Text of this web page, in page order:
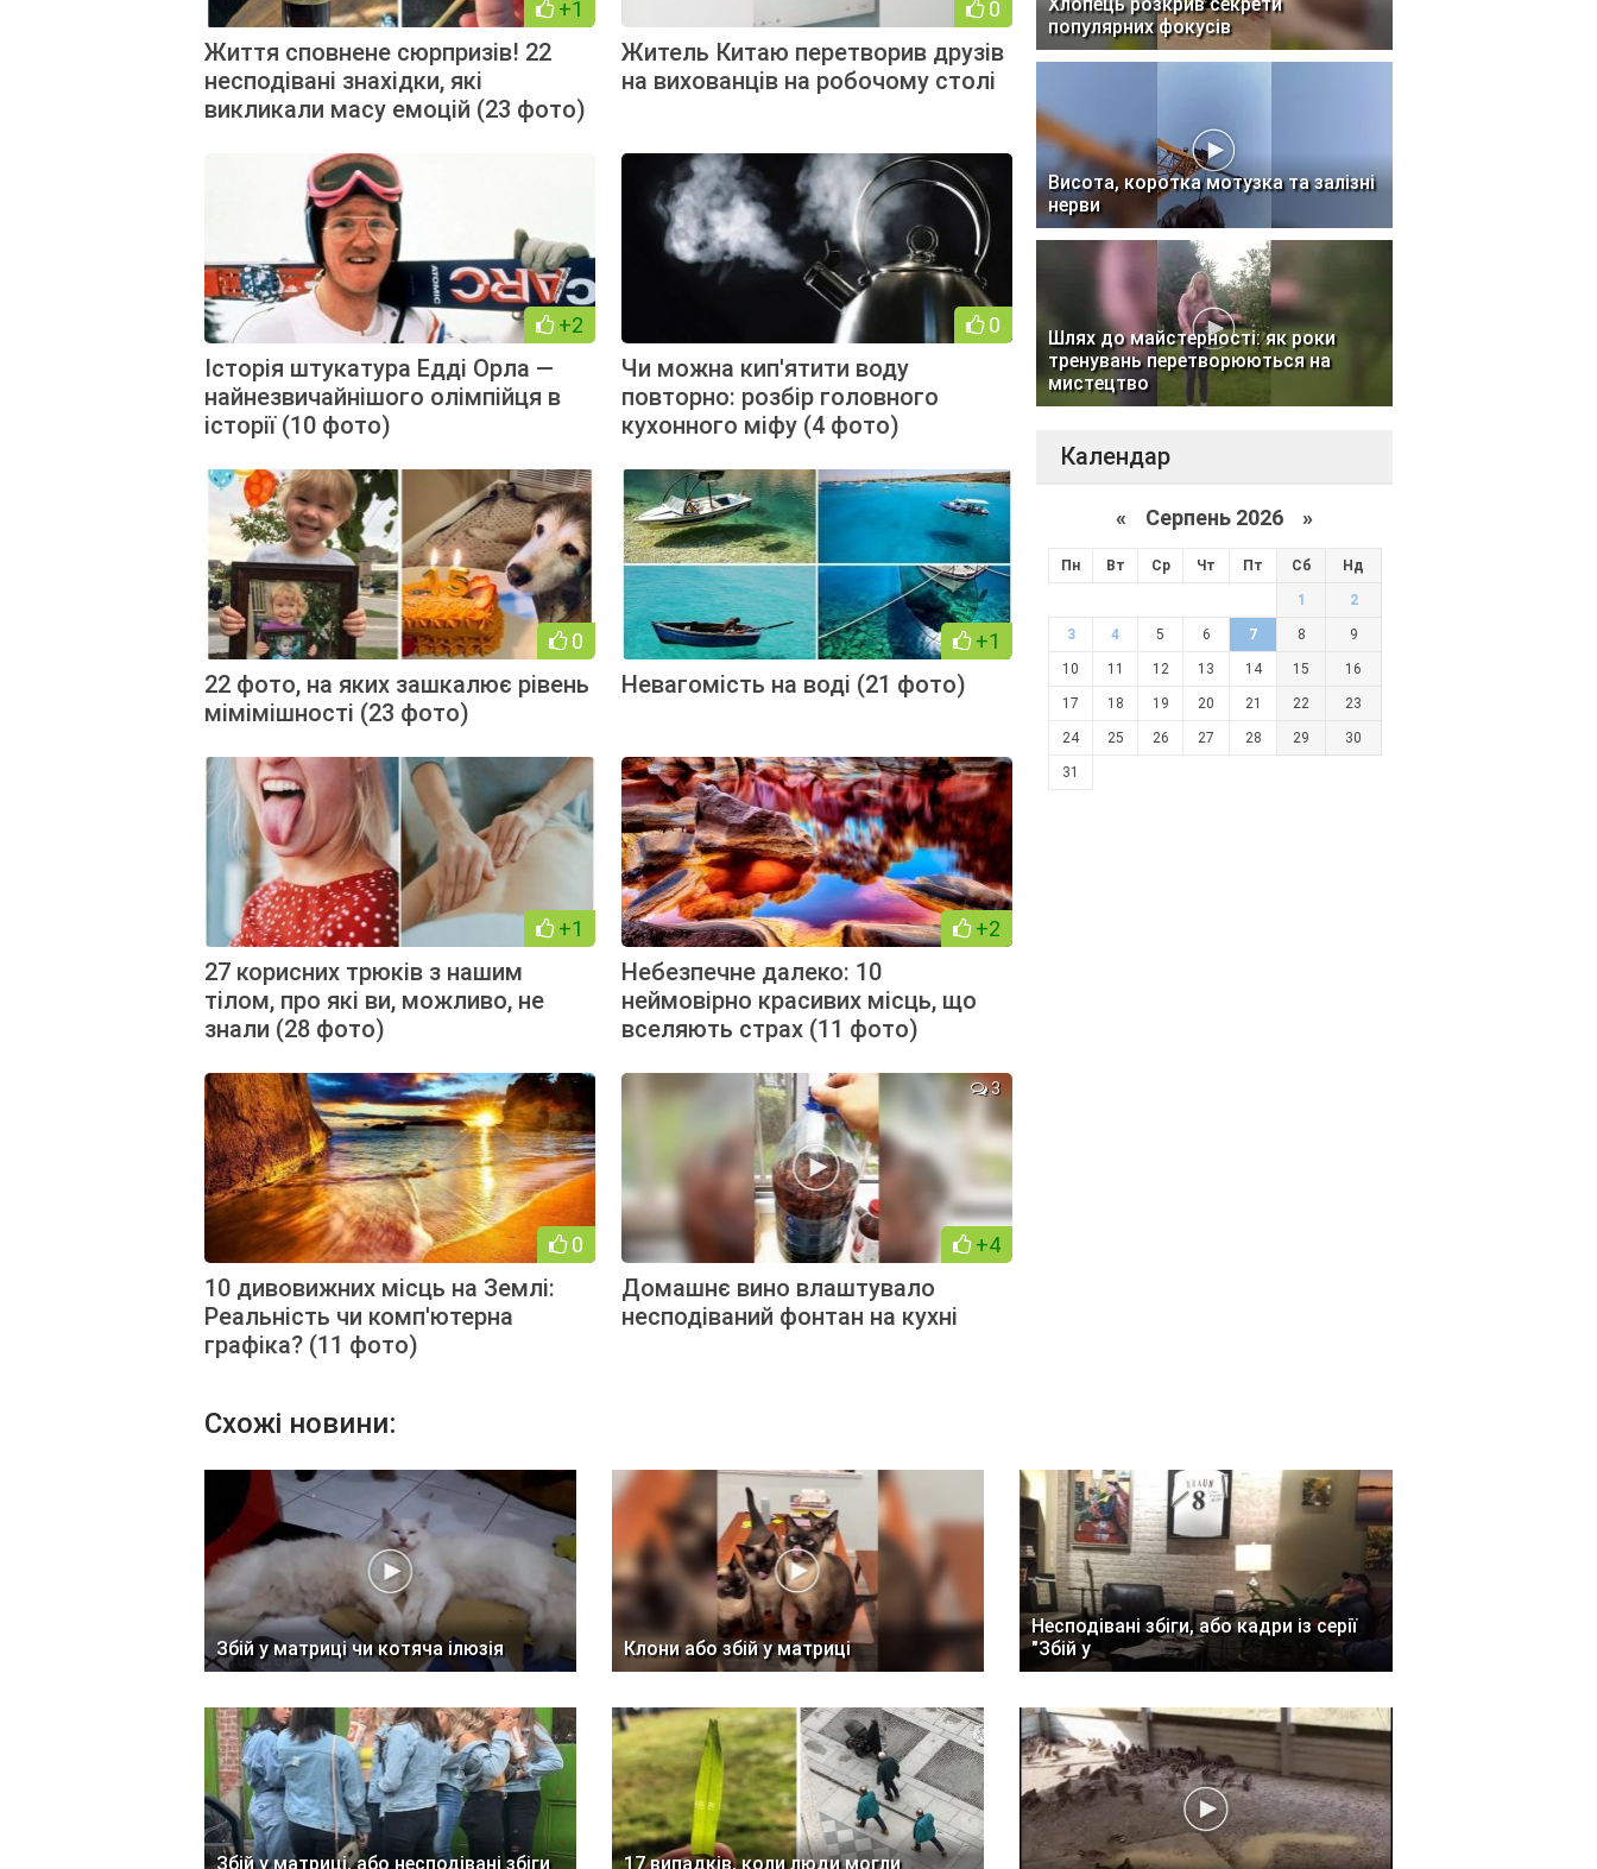
+1
Життя сповнене сюрпризів! 22
несподівані знахідки, які
викликали масу емоцій (23 фото)
0
Житель Китаю перетворив друзів
на вихованців на робочому столі
+2
Історія штукатура Едді Орла —
найнезвичайнішого олімпійця в
історії (10 фото)
0
Чи можна кип'ятити воду
повторно: розбір головного
кухонного міфу (4 фото)
0
22 фото, на яких зашкалює рівень
мімімішності (23 фото)
+1
Невагомість на воді (21 фото)
+1
27 корисних трюків з нашим
тілом, про які ви, можливо, не
знали (28 фото)
+2
Небезпечне далеко: 10
неймовірно красивих місць, що
вселяють страх (11 фото)
0
10 дивовижних місць на Землі:
Реальність чи комп'ютерна
графіка? (11 фото)
+4
3
Домашнє вино влаштувало
несподіваний фонтан на кухні
популярних фокусів
Висота, коротка мотузка та залізні
нерви
Шлях до майстерності: як роки
тренувань перетворюються на
мистецтво
Календар
« Серпень 2026 »
Пн Вт Ср Чт Пт Сб Нд
1 2
3 4 5 6 7 8 9
10 11 12 13 14 15 16
17 18 19 20 21 22 23
24 25 26 27 28 29 30
31
Схожі новини:
Збій у матриці чи котяча ілюзія Клони або збій у матриці
Несподівані збіги, або кадри із серії
"Збій у
Збій у матриці, або несподівані збіги 17 випадків, коли люди могли